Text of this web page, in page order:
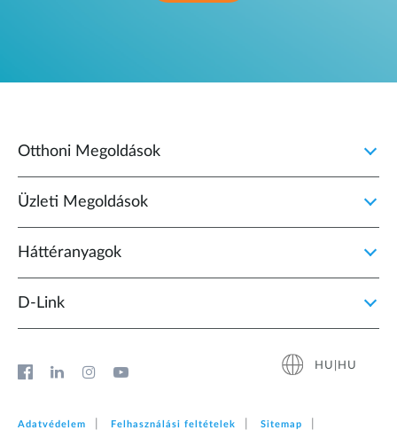
Otthoni Megoldások
Üzleti Megoldások
Háttéranyagok
D‑Link
HU|HU
Adatvédelem Felhasználási feltételek Sitemap